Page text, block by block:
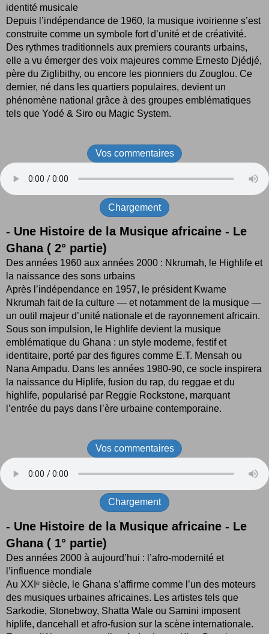
identité musicale
Depuis l’indépendance de 1960, la musique ivoirienne s’est
construite comme un symbole fort d’unité et de créativité.
Des rythmes traditionnels aux premiers courants urbains,
elle a vu émerger des voix majeures comme Ernesto Djédjé,
père du Ziglibithy, ou encore les pionniers du Zouglou. Ce
dernier, né dans les quartiers populaires, devient un
phénomène national grâce à des groupes emblématiques
tels que Yodé & Siro ou Magic System.
Vos commentaires
Chargement
- Une Histoire de la Musique africaine - Le
Ghana ( 2° partie)
Des années 1960 aux années 2000 : Nkrumah, le Highlife et
la naissance des sons urbains
Après l’indépendance en 1957, le président Kwame
Nkrumah fait de la culture — et notamment de la musique —
un outil majeur d’unité nationale et de rayonnement africain.
Sous son impulsion, le Highlife devient la musique
emblématique du Ghana : un style moderne, festif et
identitaire, porté par des figures comme E.T. Mensah ou
Nana Ampadu. Dans les années 1980-90, ce socle inspirera
la naissance du Hiplife, fusion du rap, du reggae et du
highlife, popularisé par Reggie Rockstone, marquant
l’entrée du pays dans l’ère urbaine contemporaine.
Vos commentaires
Chargement
- Une Histoire de la Musique africaine - Le
Ghana ( 1° partie)
Des années 2000 à aujourd’hui : l’afro-modernité et
l’influence mondiale
Au XXIᵉ siècle, le Ghana s’affirme comme l’un des moteurs
des musiques urbaines africaines. Les artistes tels que
Sarkodie, Stonebwoy, Shatta Wale ou Samini imposent
hiplife, dancehall et afro-fusion sur la scène internationale.